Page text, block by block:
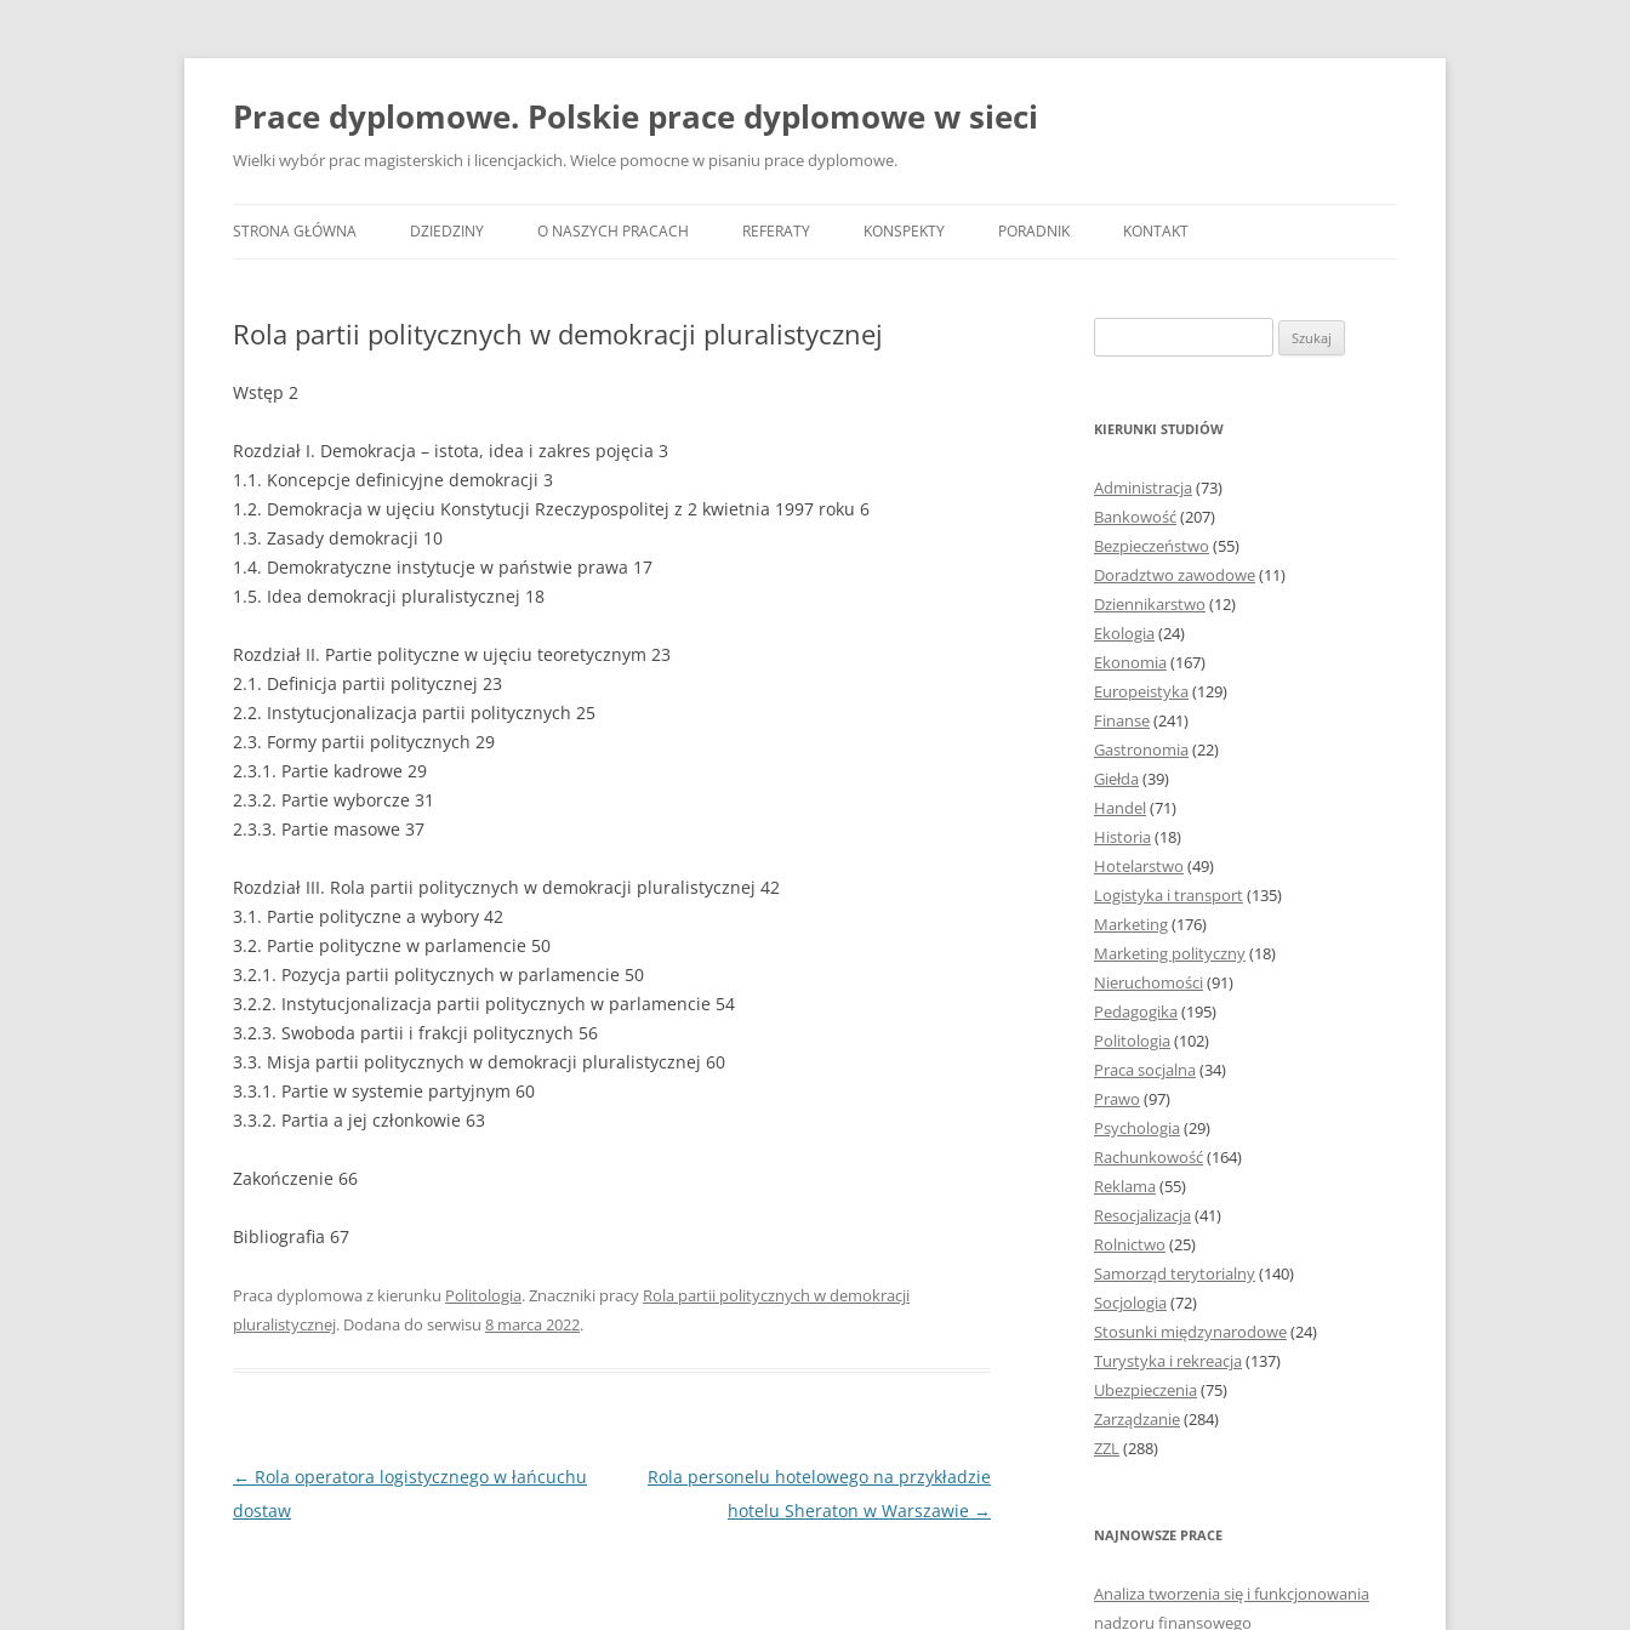
Przejdź
Prace dyplomowe. Polskie prace dyplomowe w sieci
Wielki wybór prac magisterskich i licencjackich. Wielce pomocne w pisaniu prace dyplomowe.
STRONA GŁÓWNA DZIEDZINY
BANKOWOŚĆ
EKOLOGIA
EKONOMIA
EUROPEISTYKA
GASTRONOMIA
HANDEL
HISTORIA
HOTELARSTWO
LOGISTYKA I TRANSPORT
MARKETING
MARKETING POLITYCZNY
NIERUCHOMOŚCI
PEDAGOGIKA
RACHUNKOWOŚĆ
ROLNICTWO
O NASZYCH PRACACH REFERATY KONSPEKTY PORADNIK
JAK ZBIERAĆ I OPRACOWYWAĆ
BIBLIOGRAFICZNYCH
ZAWARTOŚĆ I ROZMIAR PRACY
DYPLOMOWEJ
ESTETYKA PRACY DYPLOMOWEJ –
WYRÓŻNIENIA, NUMEROWANIE
CZCIONKA, MARGINESY I
WIELKOŚĆ STRON
STRUKTURA AKAPITU W PRACY
DYPLOMOWEJ
STYL PRACY DYPLOMOWEJ
SPIS TREŚCI W PRACY
DYPLOMOWEJ
WSTĘP PRACY DYPLOMOWEJ
ROZDZIAŁY I PODROZDZIAŁY
ZAKOŃCZENIE PRACY
DYPLOMOWEJ
BIBLIOGRAFIA
SPIS RYSUNKÓW, TABEL I
ZAŁĄCZNIKÓW
TABELE, RYSUNKI ORAZ WYKRESY
KSIĄŻKI, KTÓRE POMOGĄ CI
KONTAKT
Rola partii politycznych w demokracji pluralistycznej
Wstęp 2
Rozdział I. Demokracja – istota, idea i zakres pojęcia 3
1.1. Koncepcje definicyjne demokracji 3
1.2. Demokracja w ujęciu Konstytucji Rzeczypospolitej z 2 kwietnia 1997 roku 6
1.3. Zasady demokracji 10
1.4. Demokratyczne instytucje w państwie prawa 17
1.5. Idea demokracji pluralistycznej 18
Rozdział II. Partie polityczne w ujęciu teoretycznym 23
2.1. Definicja partii politycznej 23
2.2. Instytucjonalizacja partii politycznych 25
2.3. Formy partii politycznych 29
2.3.1. Partie kadrowe 29
2.3.2. Partie wyborcze 31
2.3.3. Partie masowe 37
Rozdział III. Rola partii politycznych w demokracji pluralistycznej 42
3.1. Partie polityczne a wybory 42
3.2. Partie polityczne w parlamencie 50
3.2.1. Pozycja partii politycznych w parlamencie 50
3.2.2. Instytucjonalizacja partii politycznych w parlamencie 54
3.2.3. Swoboda partii i frakcji politycznych 56
3.3. Misja partii politycznych w demokracji pluralistycznej 60
3.3.1. Partie w systemie partyjnym 60
3.3.2. Partia a jej członkowie 63
Zakończenie 66
Bibliografia 67
Praca dyplomowa z kierunku Politologia. Znaczniki pracy Rola partii politycznych w demokracji
pluralistycznej. Dodana do serwisu 8 marca 2022.
Nawigacja
wpisu
← Rola operatora logistycznego w łańcuchu
dostaw
Rola personelu hotelowego na przykładzie
hotelu Sheraton w Warszawie →
KIERUNKI STUDIÓW
Administracja (73)
Bankowość(207)
Bezpieczeństwo (55)
Doradztwo zawodowe(11)
Dziennikarstwo (12)
Ekologia (24)
Ekonomia (167)
Europeistyka (129)
Finanse(241)
Gastronomia (22)
Giełda (39)
Handel(71)
Historia (18)
Hotelarstwo (49)
Logistyka i transport(135)
Marketing(176)
Marketing polityczny(18)
Nieruchomości(91)
Pedagogika (195)
Politologia (102)
Praca socjalna (34)
Prawo (97)
Psychologia (29)
Rachunkowość(164)
Reklama (55)
Resocjalizacja (41)
Rolnictwo (25)
Samorząd terytorialny(140)
Socjologia (72)
Stosunki międzynarodowe(24)
Turystyka i rekreacja (137)
Ubezpieczenia (75)
Zarządzanie(284)
ZZL(288)
NAJNOWSZE PRACE
Analiza tworzenia się i funkcjonowania
nadzoru finansowego